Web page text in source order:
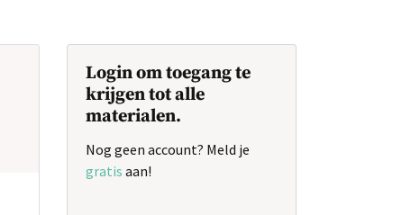
Login om toegang te
krijgen tot alle
materialen.
Nog geen account? Meld je
gratis aan!